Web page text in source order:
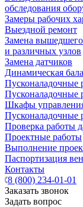
обследования
Замеры рабочих
Выездной ремонт
Замена вышедшего
и различных узлов
Замена датчиков
Динамическая
Пусконаладочные
Пусконаладочные
Шкафы
Пусконаладочные
Проверка работы
Проектные работы
Выполнение
Паспортизация
Контакты
8 (800) 234-01-01
Заказать звонок
Задать вопрос